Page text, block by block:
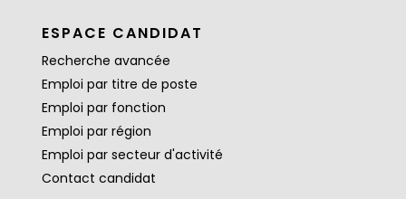
ESPACE CANDIDAT
Recherche avancée
Emploi par titre de poste
Emploi par fonction
Emploi par région
Emploi par secteur d'activité
Contact candidat